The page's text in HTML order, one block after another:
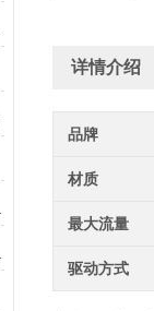
详情介绍
品牌
材质
最大流量
驱动方式